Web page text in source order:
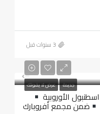
جديدة عرض لا يفوتك
ضمن مجمع أفروبارك